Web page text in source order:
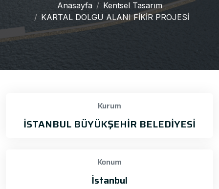
Anasayfa
Kentsel Tasarım
KARTAL DOLGU ALANI FİKİR PROJESİ
Kurum
İSTANBUL BÜYÜKŞEHİR BELEDİYESİ
Konum
İstanbul